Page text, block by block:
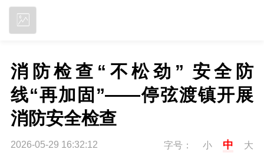
消防检查“不松劲” 安全防
线“再加固”——停弦渡镇开展
消防安全检查
2026-05-29 16:32:12 字号： 小 中 大